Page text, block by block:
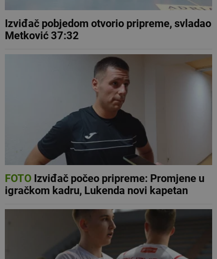
Izviđač pobjedom otvorio pripreme, svladao
Metković 37:32
FOTOIzviđač počeo pripreme: Promjene u
igračkom kadru, Lukenda novi kapetan